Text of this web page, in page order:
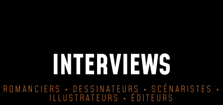
INTERVIEWS
ROMANCIERS • DESSINATEURS • SCÉNARISTES •
ILLUSTRATEURS • ÉDITEURS